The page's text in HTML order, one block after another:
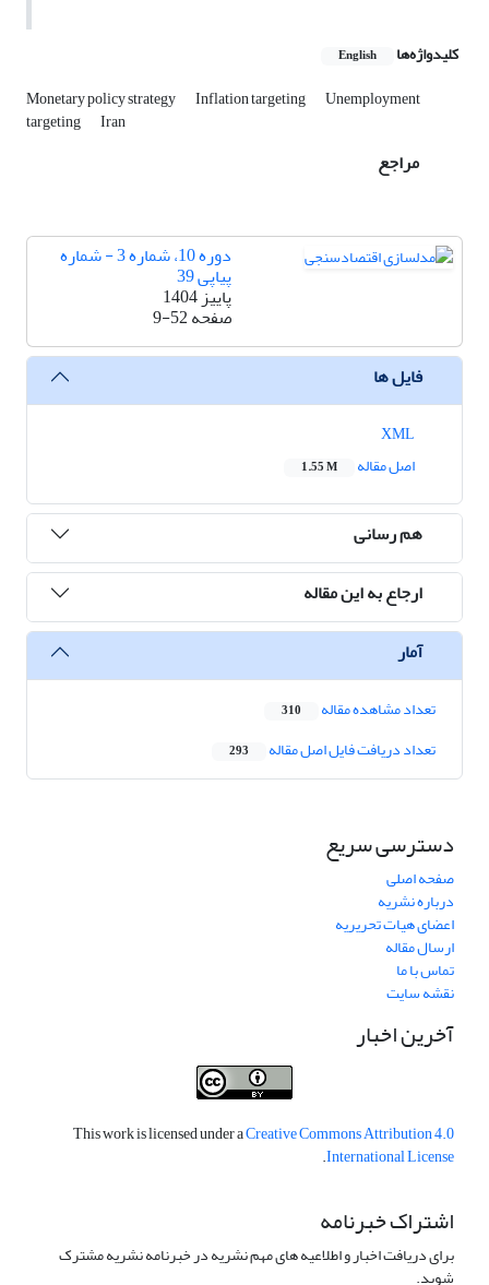
کلیدواژه‌ها English
Monetary policy strategy Inflation targeting Unemployment
targeting Iran
مراجع
دوره 10، شماره 3 - شماره
پیاپی 39
پاییز 1404
صفحه9-52
فایل ها
اصل مقاله
1.55 M
هم رسانی
ارجاع به این مقاله
آمار
تعداد مشاهده مقاله 310
تعداد دریافت فایل اصل مقاله 293
دسترسی سریع
صفحه اصلی
درباره نشریه
اعضای هیات تحریریه
ارسال مقاله
تماس با ما
نقشه سایت
آخرین اخبار
This work is licensed under aCreative Commons Attribution 4.0
International License
.
اشتراک خبرنامه
برای دریافت اخبار و اطلاعیه های مهم نشریه در خبرنامه نشریه مشترک
شوید.